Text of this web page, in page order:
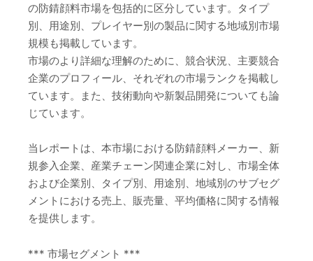
の防錆顔料市場を包括的に区分しています。タイプ
別、用途別、プレイヤー別の製品に関する地域別市場
規模も掲載しています。
市場のより詳細な理解のために、競合状況、主要競合
企業のプロフィール、それぞれの市場ランクを掲載し
ています。また、技術動向や新製品開発についても論
じています。
当レポートは、本市場における防錆顔料メーカー、新
規参入企業、産業チェーン関連企業に対し、市場全体
および企業別、タイプ別、用途別、地域別のサブセグ
メントにおける売上、販売量、平均価格に関する情報
を提供します。
*** 市場セグメント ***